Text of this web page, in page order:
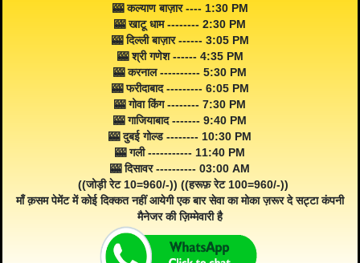
🎰 कल्याण बाज़ार ---- 1:30 PM
🎰 खाटू धाम -------- 2:30 PM
🎰 दिल्ली बाज़ार ------ 3:05 PM
🎰 श्री गणेश ------ 4:35 PM
🎰 करनाल ---------- 5:30 PM
🎰 फरीदाबाद --------- 6:05 PM
🎰 गोवा किंग -------- 7:30 PM
🎰 गाजियाबाद ------- 9:40 PM
🎰 दुबई गोल्ड -------- 10:30 PM
🎰 गली ----------- 11:40 PM
🎰 दिसावर ---------- 03:00 AM
((जोड़ी रेट 10=960/-)) ((हरूफ़ रेट 100=960/-))
माँ क़सम पेमेंट में कोई दिक्कत नहीं आयेगी एक बार सेवा का मोका ज़रूर दे सट्टा कंपनी
मैनेजर की ज़िम्मेवारी है